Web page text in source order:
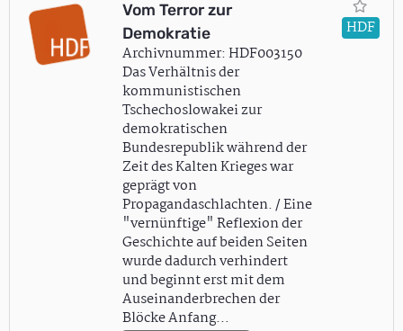
Vom Terror zur
Demokratie
Archivnummer: HDF003150
Das Verhältnis der
kommunistischen
Tschechoslowakei zur
demokratischen
Bundesrepublik während der
Zeit des Kalten Krieges war
geprägt von
Propagandaschlachten. / Eine
"vernünftige" Reflexion der
Geschichte auf beiden Seiten
wurde dadurch verhindert
und beginnt erst mit dem
Auseinanderbrechen der
Blöcke Anfang…
HDF